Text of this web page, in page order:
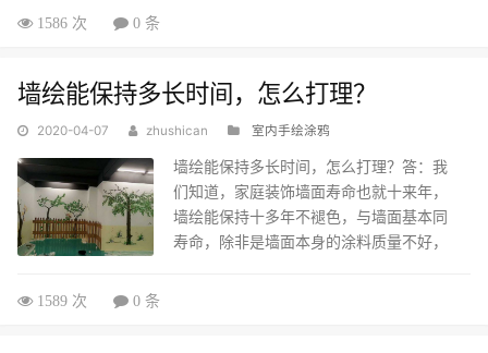
化，纹理基本差不多。墙绘则可以根据您
墙，选择更为广泛，并且对家具和环境进
行配合和点缀，使空间更加协调个性！...
1586 次 0 条
墙绘能保持多长时间，怎么打理？
2020-04-07 zhushican 室内手绘涂鸦
墙绘能保持多长时间，怎么打理？答：我
们知道，家庭装饰墙面寿命也就十来年，
墙绘能保持十多年不褪色，与墙面基本同
寿命，除非是墙面本身的涂料质量不好，
1589 次 0 条